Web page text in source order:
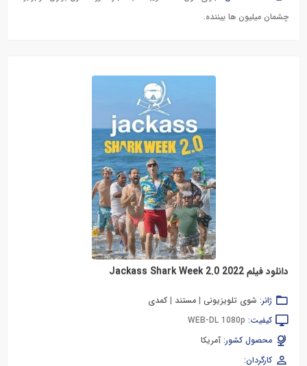
چشمان میلیون ها بیننده.
دانلود فیلم Jackass Shark Week 2.0 2022
ژانر: شوی تلویزیونی | مستند | کمدی
کیفیت: WEB-DL 1080p
محصول کشور: آمریکا
کارگردان: